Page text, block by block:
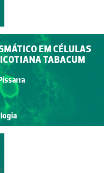
EM CÉLULAS
TABACUM